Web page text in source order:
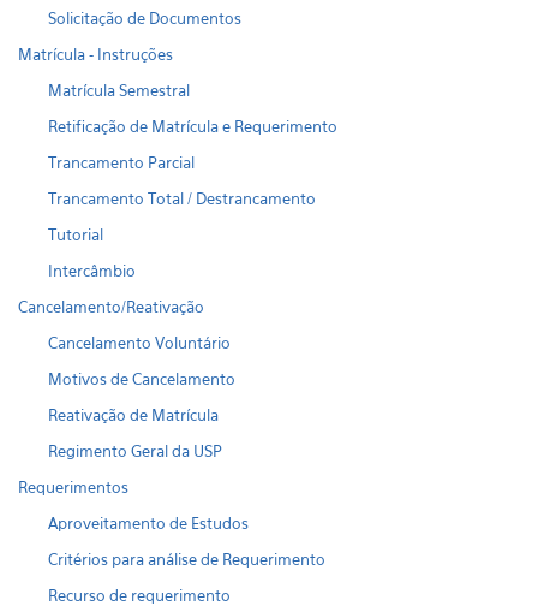
Solicitação de Documentos
Matrícula - Instruções
Matrícula Semestral
Retificação de Matrícula e Requerimento
Trancamento Parcial
Trancamento Total / Destrancamento
Tutorial
Intercâmbio
Cancelamento/Reativação
Cancelamento Voluntário
Motivos de Cancelamento
Reativação de Matrícula
Regimento Geral da USP
Requerimentos
Aproveitamento de Estudos
Critérios para análise de Requerimento
Recurso de requerimento